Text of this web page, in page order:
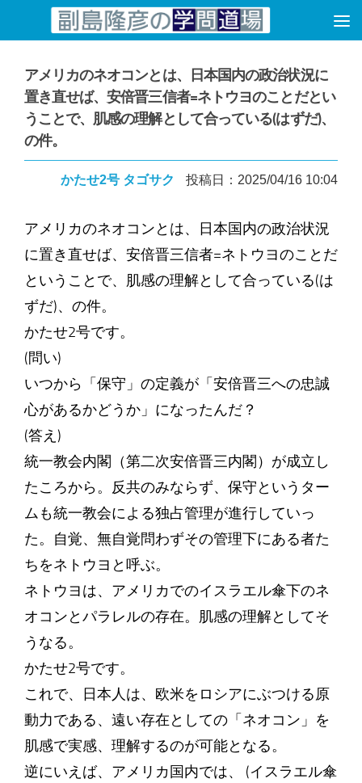
コンテンツへスキップ
アメリカのネオコンとは、日本国内の政治状況に
置き直せば、安倍晋三信者=ネトウヨのことだとい
うことで、肌感の理解として合っている(はずだ)、
の件。
かたせ2号 タゴサク 投稿日：2025/04/16 10:04
アメリカのネオコンとは、日本国内の政治状況
に置き直せば、安倍晋三信者=ネトウヨのことだ
ということで、肌感の理解として合っている(は
ずだ)、の件。
かたせ2号です。
(問い)
いつから「保守」の定義が「安倍晋三への忠誠
心があるかどうか」になったんだ？
(答え)
統一教会内閣（第二次安倍晋三内閣）が成立し
たころから。反共のみならず、保守というター
ムも統一教会による独占管理が進行していっ
た。自覚、無自覚問わずその管理下にある者た
ちをネトウヨと呼ぶ。
ネトウヨは、アメリカでのイスラエル傘下のネ
オコンとパラレルの存在。肌感の理解としてそ
うなる。
かたせ2号です。
これで、日本人は、欧米をロシアにぶつける原
動力である、遠い存在としての「ネオコン」を
肌感で実感、理解するのが可能となる。
逆にいえば、アメリカ国内では、 (イスラエル傘